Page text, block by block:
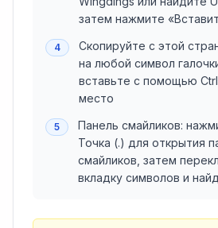
затем нажмите
4
Скопируйте с этой
на любой символ
вставьте с помощью
место
5
Панель смайликов:
Точка (.) для открытия
смайликов, затем
вкладку символов и